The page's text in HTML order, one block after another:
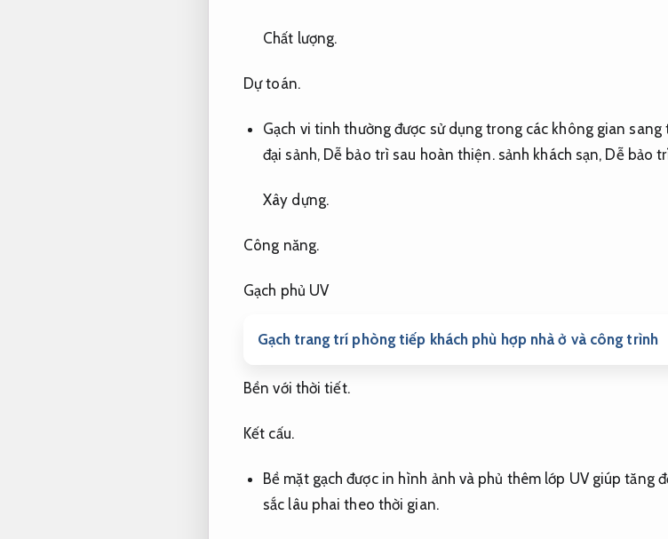
Chất lượng.
Dự toán.
Gạch vi tinh thường được sử dụng trong các không gian
đại sảnh, Dễ bảo trì sau hoàn thiện.sảnh khách sạn, Dễ bảo
Xây dựng.
Công năng.
Gạch phủ UV
Gạch trang trí phòng tiếp khách phù hợp nhà ở và công trình
Bền với thời tiết.
Kết cấu.
Bề mặt gạch được in hình ảnh và phủ thêm lớp UV giúp tăng
sắc lâu phai theo thời gian.